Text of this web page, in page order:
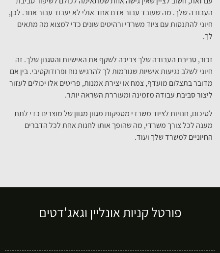
העבודה שלך. מה שעובד עבור אדם אחד אולי לא יעבוד עבור אחר. לכן,
חיוני להתנסות עם ציוד משרדי ורהיטים שונים כדי למצוא מה מתאים
לך.
זכור, סביבת העבודה שלך צריכה לשקף את האישיות והסגנון שלך. זה
חיוני לשלב נגיעות אישיות שגורמות לך להרגיש נוח ופרודוקטיבי. בין אם
מדובר בתצלום מועדף, צמח או יצירת אמנות, פריטים אלו יכולים לעזור
ליצור סביבת עבודה מזמינה ומעוררת השראה יותר.
לסיכום, חנויות לציוד משרדי מספקות מגוון מגוון של מוצרים כדי לתת
מענה לכל צורך משרדי, מה שהופך אותו לחנות אחת לכל הדברים
החיוניים למשרד שלך ועוד.
פורטל קניות אונליין וגאג'דטים